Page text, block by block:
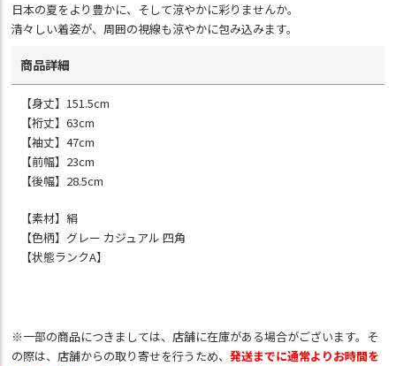
日本の夏をより豊かに、そして涼やかに彩りませんか。
清々しい着姿が、周囲の視線も涼やかに包み込みます。
商品詳細
【身丈】151.5cm
【裄丈】63cm
【袖丈】47cm
【前幅】23cm
【後幅】28.5cm
【素材】絹
【色柄】グレー カジュアル 四角
【状態ランクA】
※一部の商品につきましては、店舗に在庫がある場合がございます。そ
の際は、店舗からの取り寄せを行うため、発送までに通常よりお時間を